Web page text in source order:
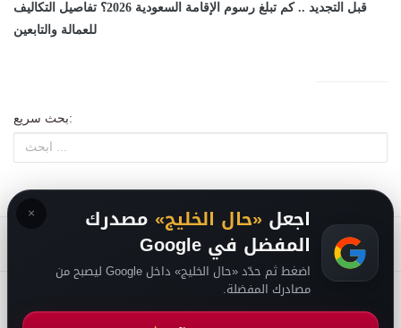
قبل التجديد .. كم تبلغ رسوم الإقامة السعودية 2026؟ تفاصيل التكاليف
للعمالة والتابعين
بحث سريع:
سياسة الخصوصيةحقوق الملكية الفكرية DMCA
فريق التحرير
× اجعل «حال الخليج» مصدرك
المفضل في Google
اضغط ثم حدّد «حال الخليج» داخل Google ليصبح من
مصادرك المفضلة.